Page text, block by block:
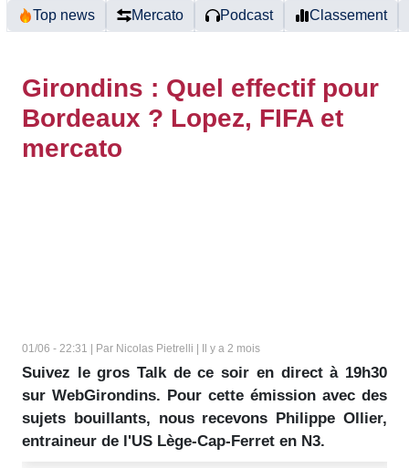
Top news Mercato Podcast Classement
Girondins : Quel effectif pour
Bordeaux ? Lopez, FIFA et
mercato
01/06 - 22:31 | Par Nicolas Pietrelli | Il y a 2 mois
Suivez le gros Talk de ce soir en direct à 19h30
sur WebGirondins. Pour cette émission avec des
sujets bouillants, nous recevons Philippe Ollier,
entraineur de l'US Lège-Cap-Ferret en N3.